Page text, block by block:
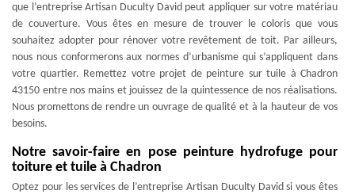
que l’entreprise Artisan Duculty David peut appliquer sur votre matériau
de couverture. Vous êtes en mesure de trouver le coloris que vous
souhaitez adopter pour rénover votre revêtement de toit. Par ailleurs,
nous nous conformerons aux normes d’urbanisme qui s’appliquent dans
votre quartier. Remettez votre projet de peinture sur tuile à Chadron
43150 entre nos mains et jouissez de la quintessence de nos réalisations.
Nous promettons de rendre un ouvrage de qualité et à la hauteur de vos
besoins.
Notre savoir-faire en pose peinture hydrofuge pour
toiture et tuile à Chadron
Optez pour les services de l’entreprise Artisan Duculty David si vous êtes